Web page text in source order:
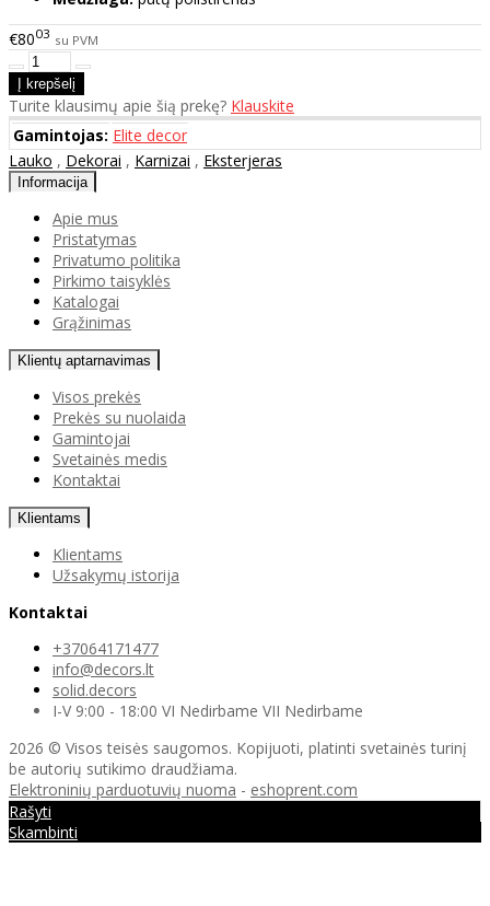
€8003 su PVM
Turite klausimų apie šią prekę? Klauskite
Gamintojas: Elite decor
Lauko , Dekorai , Karnizai , Eksterjeras
Informacija
Apie mus
Pristatymas
Privatumo politika
Pirkimo taisyklės
Katalogai
Grąžinimas
Klientų aptarnavimas
Visos prekės
Prekės su nuolaida
Gamintojai
Svetainės medis
Kontaktai
Klientams
Klientams
Užsakymų istorija
Kontaktai
+37064171477
info@decors.lt
solid.decors
I-V 9:00 - 18:00 VI Nedirbame VII Nedirbame
2026 © Visos teisės saugomos. Kopijuoti, platinti svetainės turinį
be autorių sutikimo draudžiama.
Elektroninių parduotuvių nuoma - eshoprent.com
Rašyti
Skambinti